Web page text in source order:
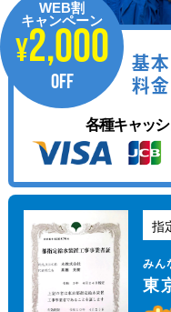
指
みん
東
WEB割
キャンペーン
¥2,000
OFF
基本
料金
各種キャッシ